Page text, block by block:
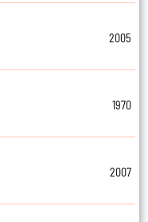
2005
1970
2007